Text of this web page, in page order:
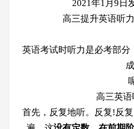
2021年1月9日
高三提升英语听
英语考试时听力是必考部分
高三英语
首先，反复地听。反复!反